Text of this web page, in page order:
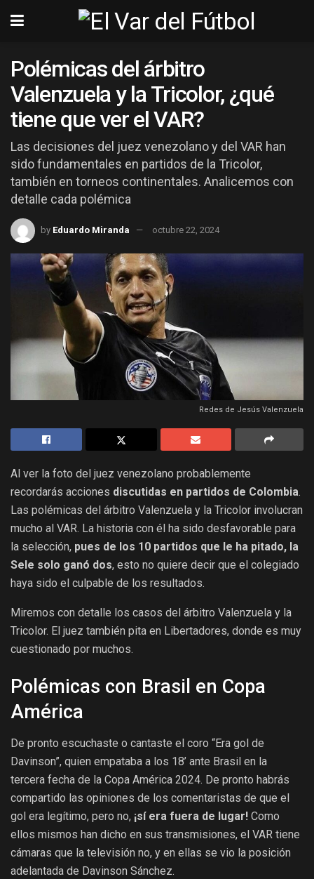
Polémicas del árbitro
Valenzuela y la Tricolor, ¿qué
tiene que ver el VAR?
Las decisiones del juez venezolano y del VAR han
sido fundamentales en partidos de la Tricolor,
también en torneos continentales. Analicemos con
detalle cada polémica
by Eduardo Miranda octubre 22, 2024
Redes de Jesús Valenzuela
Al ver la foto del juez venezolano probablemente
recordarás acciones discutidas en partidos de Colombia.
Las polémicas del árbitro Valenzuela y la Tricolor involucran
mucho al VAR. La historia con él ha sido desfavorable para
la selección, pues de los 10 partidos que le ha pitado, la
Sele solo ganó dos, esto no quiere decir que el colegiado
haya sido el culpable de los resultados.
Miremos con detalle los casos del árbitro Valenzuela y la
Tricolor. El juez también pita en Libertadores, donde es muy
cuestionado por muchos.
Polémicas con Brasil en Copa
América
De pronto escuchaste o cantaste el coro “Era gol de
Davinson”, quien empataba a los 18’ ante Brasil en la
tercera fecha de la Copa América 2024. De pronto habrás
compartido las opiniones de los comentaristas de que el
gol era legítimo, pero no, ¡sí era fuera de lugar! Como
ellos mismos han dicho en sus transmisiones, el VAR tiene
cámaras que la televisión no, y en ellas se vio la posición
adelantada de Davinson Sánchez.